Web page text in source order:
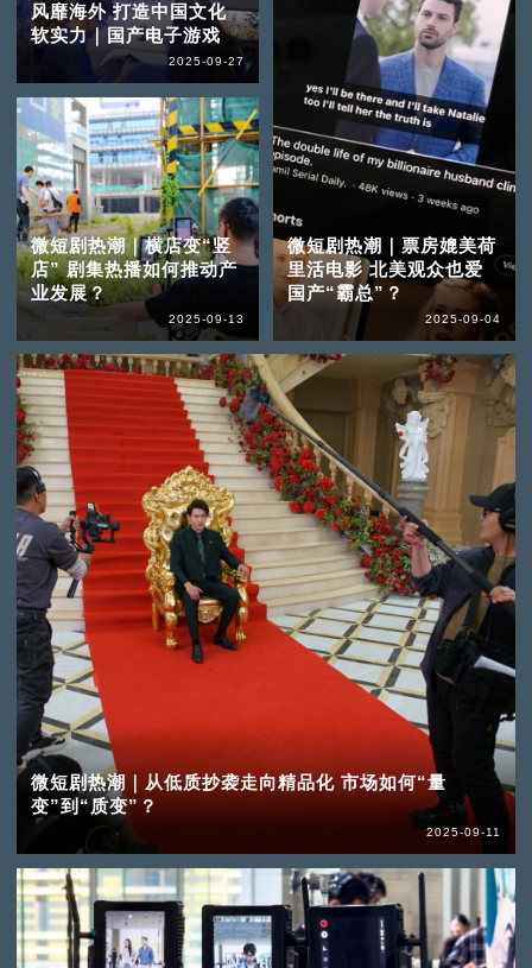
风靡海外 打造中国文化
软实力｜国产电子游戏
2025-09-27
微短剧热潮｜横店变“竖
店” 剧集热播如何推动产
业发展？
2025-09-13
微短剧热潮｜从低质抄袭走向精品化 市场如何“量
变”到“质变”？
2025-09-11
微短剧热潮｜票房媲美荷
里活电影 北美观众也爱
国产“霸总”？
2025-09-04